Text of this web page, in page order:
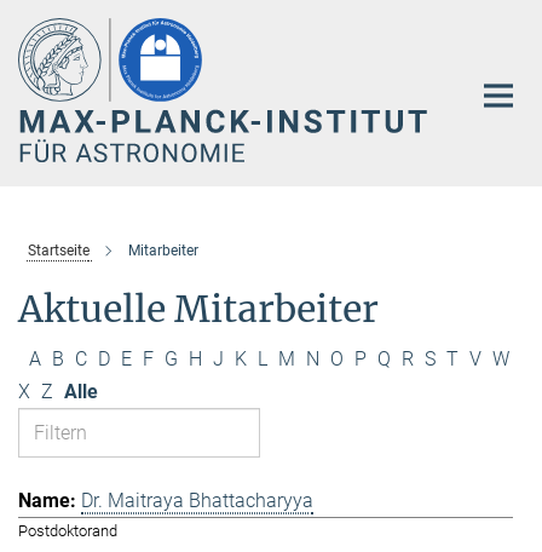
Hauptinhalt
Startseite Mitarbeiter
Aktuelle Mitarbeiter
A B C D E F G H J K L M N O P Q R S T V W
X Z Alle
Dr. Maitraya Bhattacharyya
Postdoktorand